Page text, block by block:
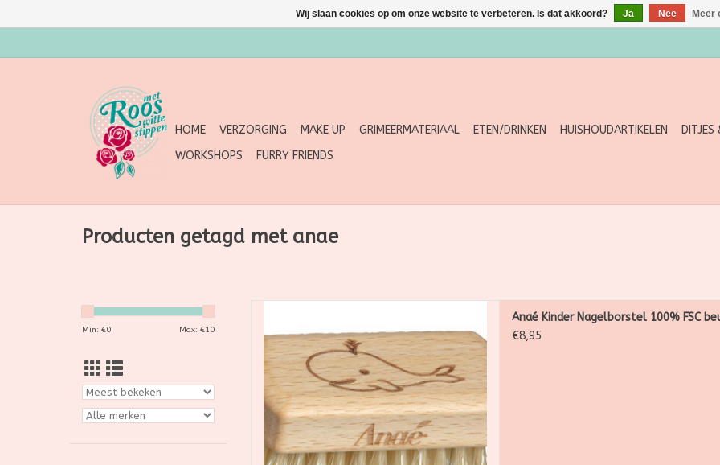
HOME VERZORGING MAKE UP GRIMEERMATERIAAL ETEN/DRINKEN HUISHOUDARTIKELEN
DITJES
WORKSHOPS
FURRY FRIENDS
Producten getagd met anae
Min: €0 Max: €10
Schone handjes wassen? Nu ook nog leuk!
TOEVOEGEN AAN WINKELWAGEN
Anaé Kinder Nagelborstel 100% FSC
€8,95
Wij slaan cookies op om onze website te verbeteren. Is dat akkoord? Ja Nee Meer